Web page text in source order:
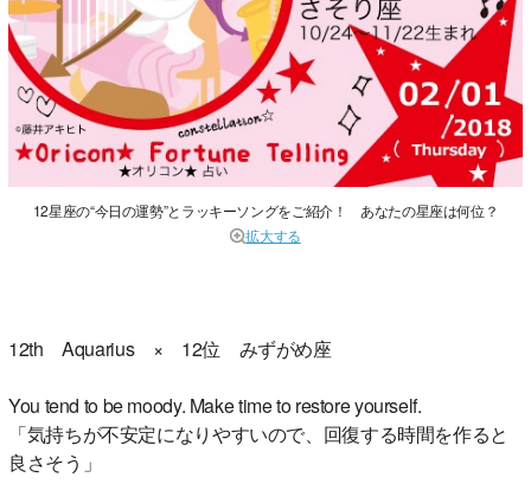
12星座の“今日の運勢”とラッキーソングをご紹介！ あなたの星座は何位？
拡大する
12th Aquarius × 12位 みずがめ座
You tend to be moody. Make time to restore yourself.
「気持ちが不安定になりやすいので、回復する時間を作ると
良さそう」